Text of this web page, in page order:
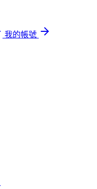
我的帳號